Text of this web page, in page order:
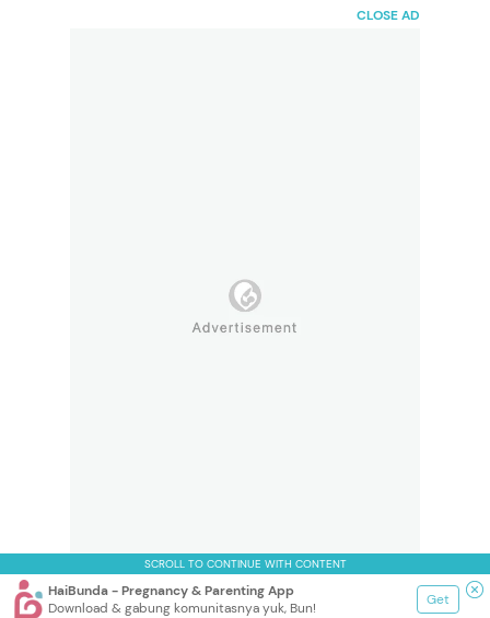
CLOSE AD
SCROLL TO CONTINUE WITH CONTENT
HaiBunda - Pregnancy & Parenting App
Download & gabung komunitasnya yuk, Bun!
Get